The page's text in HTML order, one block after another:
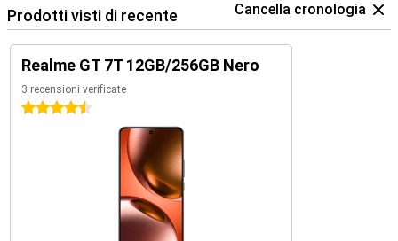
Prodotti visti di recente Cancella cronologia
Realme GT 7T 12GB/256GB Nero
3 recensioni verificate
4.5 stelle